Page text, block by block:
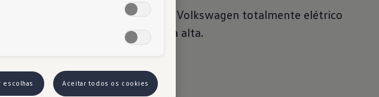
O ID.7 é o primeiro Volkswagen totalmente elétrico
para a classe média alta.
escolhas Aceitar todos os cookies